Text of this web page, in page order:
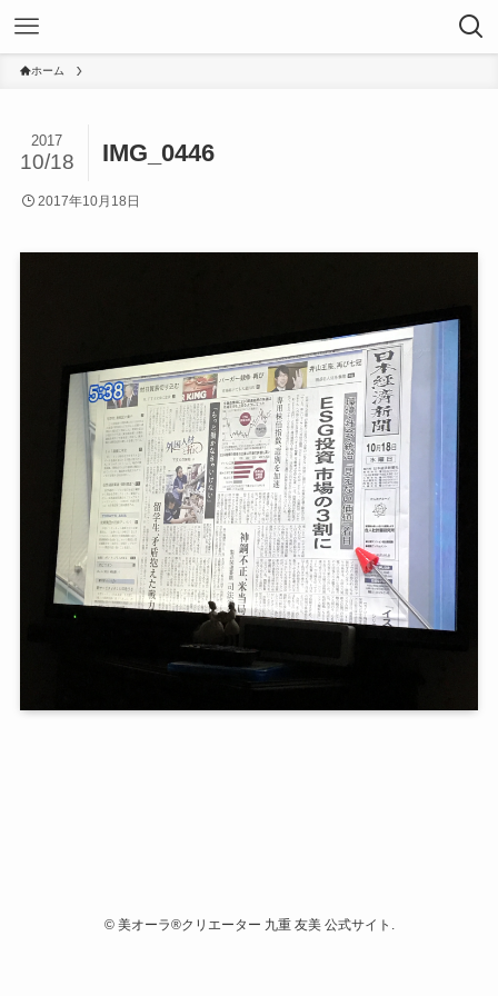
ホーム
IMG_0446
2017
10/18
2017年10月18日
©美オーラ®クリエーター 九重 友美 公式サイト.